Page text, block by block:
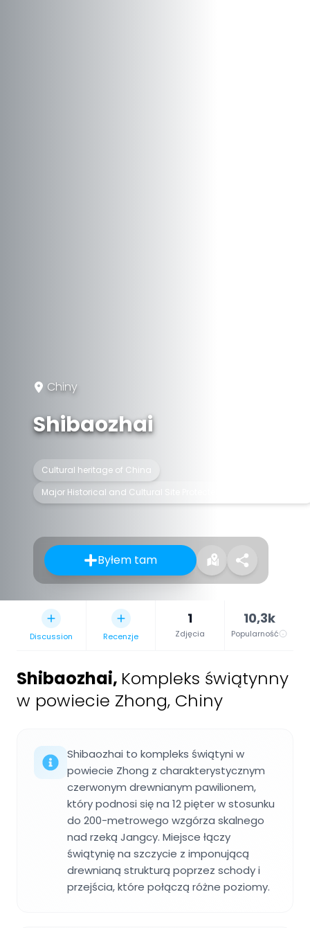
Chiny
Shibaozhai
Cultural heritage of China
Major Historical and Cultural Site Protected at the National Level
Byłem tam
Discussion Recenzje
1
Zdjęcia
10,3k
Popularność
Shibaozhai, Kompleks świątynny
w powiecie Zhong, Chiny
Shibaozhai to kompleks świątyni w
powiecie Zhong z charakterystycznym
czerwonym drewnianym pawilionem,
który podnosi się na 12 pięter w stosunku
do 200-metrowego wzgórza skalnego
nad rzeką Jangcy. Miejsce łączy
świątynię na szczycie z imponującą
drewnianą strukturą poprzez schody i
przejścia, które połączą różne poziomy.